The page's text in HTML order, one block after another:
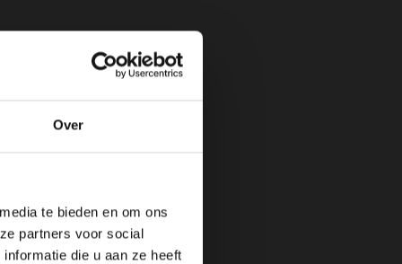
Over
te bieden en om ons
partners voor social
die u aan ze heeft